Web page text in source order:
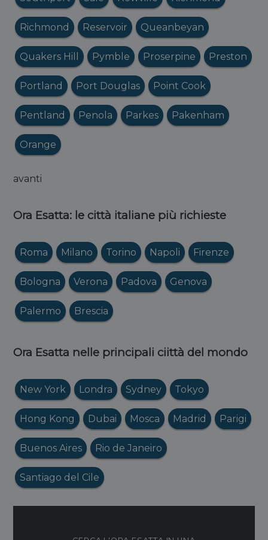
Richmond Reservoir Queanbeyan
Quakers Hill Pymble Proserpine Preston
Portland Port Douglas Point Cook
Pentland Penola Parkes Pakenham
Orange
avanti
Ora Esatta: le città italiane più richieste
Roma Milano Torino Napoli Firenze
Bologna Verona Padova Genova
Palermo Brescia
Ora Esatta nelle principali ciittà del mondo
New York Londra Sydney Tokyo
Hong Kong Dubai Mosca Madrid Parigi
Buenos Aires Rio de Janeiro
Santiago del Cile